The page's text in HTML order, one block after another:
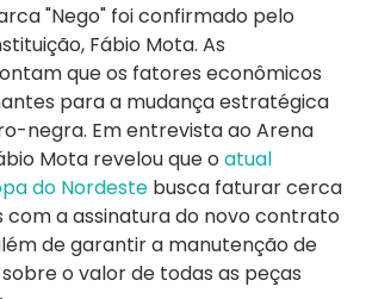
"Nego" foi confirmado pelo
Fábio Mota. As
que os fatores econômicos
para a mudança estratégica
negra. Em entrevista ao Arena
Mota revelou que o atual
do Nordeste busca faturar cerca
com a assinatura do novo contrato
de garantir a manutenção de
sobre o valor de todas as peças